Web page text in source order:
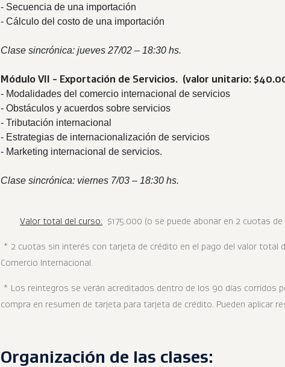
- Secuencia de una importación
- Cálculo del costo de una importación
Clase sincrónica: jueves 27/02 – 18:30 hs.
Módulo VII - Exportación de Servicios. (valor unitario:
- Modalidades del comercio internacional de servicios
- Obstáculos y acuerdos sobre servicios
- Tributación internacional
- Estrategias de internacionalización de servicios
- Marketing internacional de servicios.
Clase sincrónica: viernes 7/03 – 18:30 hs.
Valor total del curso: $175.000 (o se puede abonar en 2 cuotas de
* 2 cuotas sin interés con tarjeta de crédito en el pago del valor total
Comercio Internacional.
* Los reintegros se verán acreditados dentro de los 90 días corridos
compra en resumen de tarjeta para tarjeta de crédito. Pueden aplicar
Organización de las clases: